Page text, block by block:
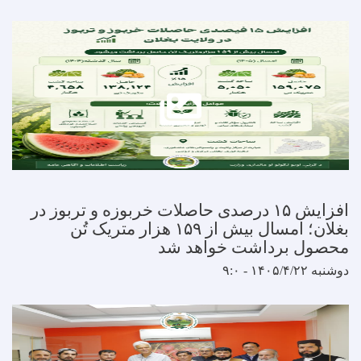
افزایش ۱۵ درصدی حاصلات خربوزه و تربوز در
بغلان؛ امسال بیش از ۱۵۹ هزار متریک تُن
خواهد شد